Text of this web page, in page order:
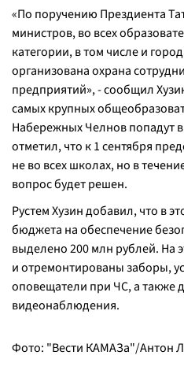
«По поручению Прездиента
министров, во всех
категории, в том числе и
организована охрана
предприятий», - сообщил
самых крупных
Набережных Челнов попадут
отметил, что к 1 сентября
не во всех школах, но в
вопрос будет решен.
Рустем Хузин добавил, что в
бюджета на обеспечение
выделено 200 млн рублей. На
и отремонтированы заборы,
оповещатели при ЧС, а также
видеонаблюдения.
Фото: "Вести КАМАЗа"/Антон